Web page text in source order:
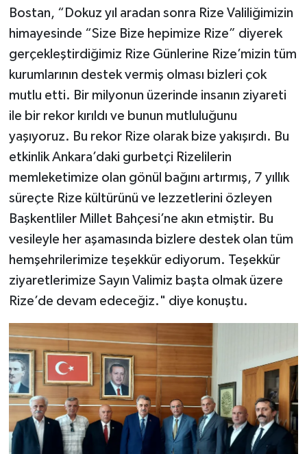
Bostan, “Dokuz yıl aradan sonra Rize Valiliğimizin
himayesinde “Size Bize hepimize Rize” diyerek
gerçekleştirdiğimiz Rize Günlerine Rize’mizin tüm
kurumlarının destek vermiş olması bizleri çok
mutlu etti. Bir milyonun üzerinde insanın ziyareti
ile bir rekor kırıldı ve bunun mutluluğunu
yaşıyoruz. Bu rekor Rize olarak bize yakışırdı. Bu
etkinlik Ankara’daki gurbetçi Rizelilerin
memleketimize olan gönül bağını artırmış, 7 yıllık
süreçte Rize kültürünü ve lezzetlerini özleyen
Başkentliler Millet Bahçesi’ne akın etmiştir. Bu
vesileyle her aşamasında bizlere destek olan tüm
hemşehrilerimize teşekkür ediyorum. Teşekkür
ziyaretlerimize Sayın Valimiz başta olmak üzere
Rize’de devam edeceğiz." diye konuştu.